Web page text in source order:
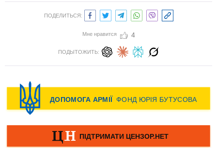
ПОДЕЛИТЬСЯ:
Мне нравится 4
ПОДЫТОЖИТЬ: